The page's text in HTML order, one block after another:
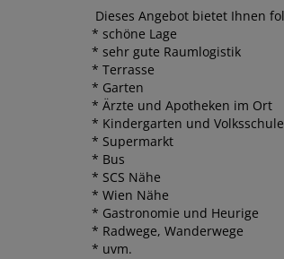
Dieses Angebot bietet Ihnen
* schöne Lage
* sehr gute Raumlogistik
* Terrasse
* Garten
* Ärzte und Apotheken im Ort
* Kindergarten und
* Supermarkt
* Bus
* SCS Nähe
* Wien Nähe
* Gastronomie und Heurige
* Radwege, Wanderwege
* uvm.